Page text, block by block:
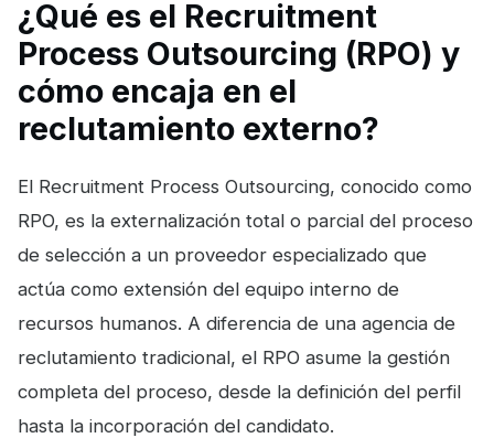
¿Qué es el Recruitment
Process Outsourcing (RPO) y
cómo encaja en el
reclutamiento externo?
El Recruitment Process Outsourcing, conocido como
RPO, es la externalización total o parcial del proceso
de selección a un proveedor especializado que
actúa como extensión del equipo interno de
recursos humanos. A diferencia de una agencia de
reclutamiento tradicional, el RPO asume la gestión
completa del proceso, desde la definición del perfil
hasta la incorporación del candidato.